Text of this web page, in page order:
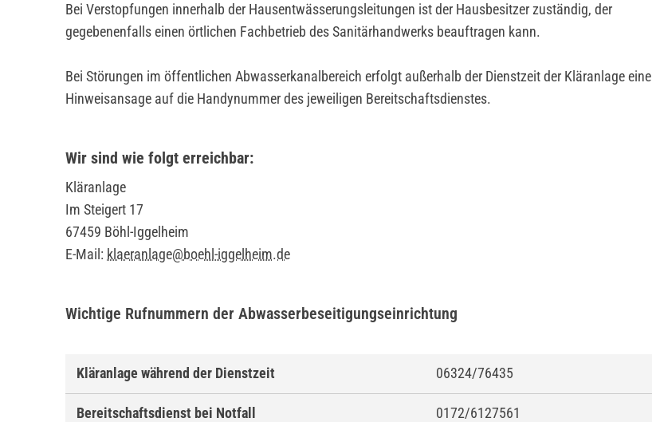
Bei Verstopfungen innerhalb der Hausentwässerungsleitungen ist der Hausbesitzer zuständig, der
gegebenenfalls einen örtlichen Fachbetrieb des Sanitärhandwerks beauftragen kann.
Bei Störungen im öffentlichen Abwasserkanalbereich erfolgt außerhalb der Dienstzeit der Kläranlage eine
Hinweisansage auf die Handynummer des jeweiligen Bereitschaftsdienstes.
Wir sind wie folgt erreichbar:
Kläranlage
Im Steigert 17
67459 Böhl-Iggelheim
E-Mail: klaeranlage@boehl-iggelheim.de
Wichtige Rufnummern der Abwasserbeseitigungseinrichtung
Kläranlage während der Dienstzeit 06324/76435
Bereitschaftsdienst bei Notfall 0172/6127561